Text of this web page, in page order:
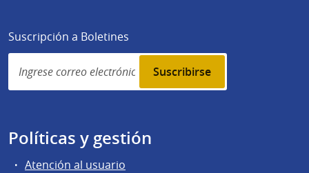
Suscripción a Boletines
Simplenews
subscription
Políticas y gestión
Atención al usuario